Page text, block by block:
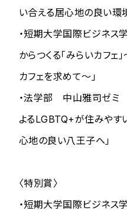
い合える居心地の良い環
・短期大学国際ビジネ
からつくる「みらいカフ
カフェを求めて～」
・法学部 中山雅司ゼミ
よるLGBTQ+が住みやす
心地の良い八王子へ」
〈特別賞〉
・短期大学国際ビジネス